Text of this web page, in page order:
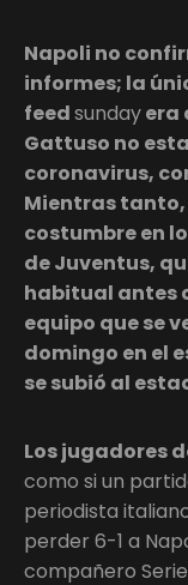
Napoli no
informes; la
feedsundayera
Gattuso no
coronavirus,
Mientras tanto,
costumbre en
de Juventus,
habitual antes
equipo que se
domingo en el
se subió al
Los jugadores
como si un
periodista
perder 6-1 a
compañero